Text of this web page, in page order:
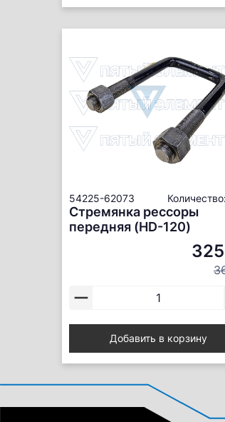
54225-62073 Количество:
Стремянка рессоры
передняя (HD-120)
Добавить в корзину